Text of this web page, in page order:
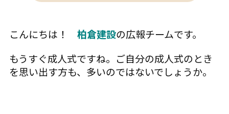
こんにちは！ 柏倉建設の広報チームです。
もうすぐ成人式ですね。ご自分の成人式のとき
を思い出す方も、多いのではないでしょうか。